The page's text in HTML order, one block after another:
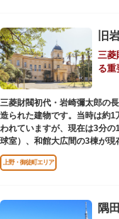
旧
三菱
る重
三菱財閥初代・岩崎彌太郎の
造られた建物です。当時は約
われていますが、現在は3分
球室）、和館大広間の3棟が現
【洋館】
鹿鳴館の建築家として知られ
ています。
上野・御徒町エリア
隅田